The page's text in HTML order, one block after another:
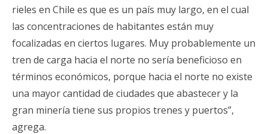
rieles en Chile es que es un país muy largo, en el cual
las concentraciones de habitantes están muy
focalizadas en ciertos lugares. Muy probablemente un
tren de carga hacia el norte no sería beneficioso en
términos económicos, porque hacia el norte no existe
una mayor cantidad de ciudades que abastecer y la
gran minería tiene sus propios trenes y puertos”,
agrega.